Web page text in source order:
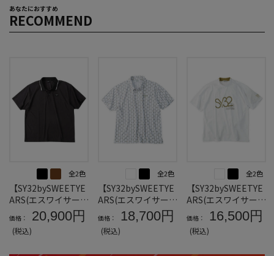
あなたにおすすめ
RECOMMEND
全2色
【SY32bySWEETYE
ARS(エスワイサーテ
ィトゥバイスィート
イヤーズ)】ジャガ
ード半袖ポロシャツ
価格： 20,900円
(税込)
全2色
【SY32bySWEETYE
ARS(エスワイサーテ
ィトゥバイスィート
イヤーズ)】グラフ
ィック半袖ポロシャ
価格： 18,700円
(税込)
全2色
【SY32bySWEETYE
ARS(エスワイサーテ
ィトゥバイスィート
イヤーズ)】ビッグ
ロゴ半袖モックネッ
価格： 16,500円
(税込)